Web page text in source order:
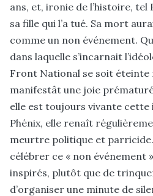
ans, et, ironie de l’histoire, tel
sa fille qui l’a tué. Sa mort
comme un non événement.
dans laquelle s’incarnait
Front National se soit éteinte
manifestât une joie
elle est toujours vivante cette
Phénix, elle renaît
meurtre politique et
célébrer ce « non événement
inspirés, plutôt que de
d’organiser une minute de